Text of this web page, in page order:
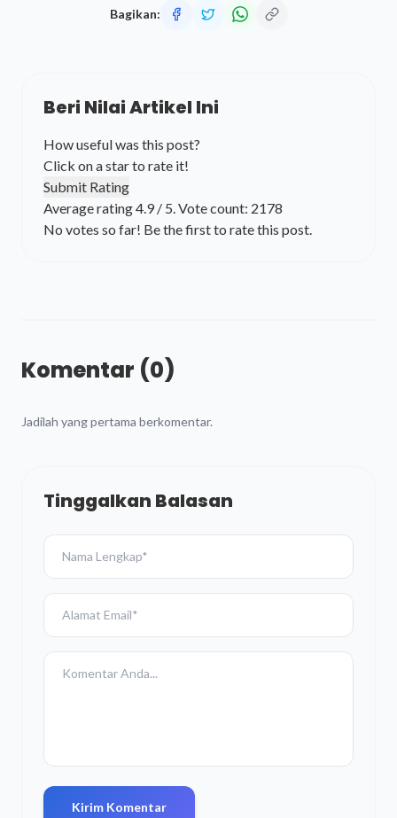
Bagikan:
Beri Nilai Artikel Ini
How useful was this post?
Click on a star to rate it!
Submit Rating
Average rating4.9/ 5. Vote count: 2178
No votes so far! Be the first to rate this post.
Komentar (0)
Jadilah yang pertama berkomentar.
Tinggalkan Balasan
Kirim Komentar